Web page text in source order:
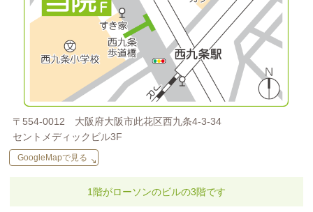
〒554-0012 大阪府大阪市此花区西九条4-3-34
セントメディックビル3F
GoogleMapで見る
1階がローソンのビルの3階です